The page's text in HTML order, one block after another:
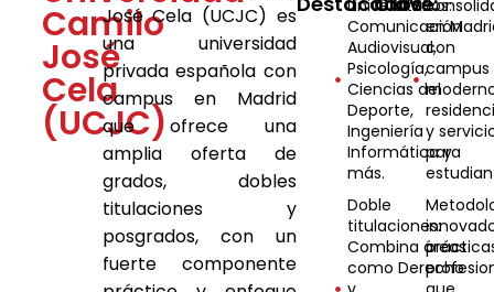
Camilo
José
Cela
(UCJC)
José Cela (UCJC) es
una universidad
privada española con
campus en Madrid
que ofrece una
amplia oferta de
grados, dobles
titulaciones y
posgrados, con un
fuerte componente
universitarios:
Comunicación
Audiovisual,
Psicología,
Ciencias del
Deporte,
Ingeniería
Informática y
más.
Doble
titulaciones:
Combina áreas
como Derecho
en
con
campus
y
para